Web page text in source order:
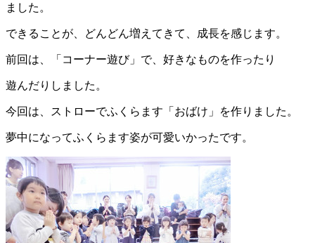
ました。
できることが、どんどん増えてきて、成長を感じます。
前回は、「コーナー遊び」で、好きなものを作ったり
遊んだりしました。
今回は、ストローでふくらます「おばけ」を作りました。
夢中になってふくらます姿が可愛いかったです。